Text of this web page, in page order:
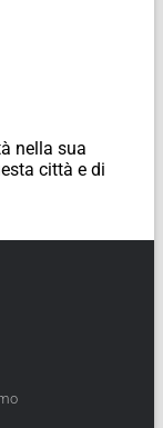
nella sua
città e di